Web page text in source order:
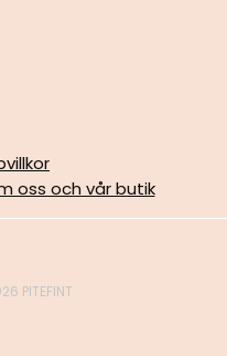
oss och vår butik
PITEFINT